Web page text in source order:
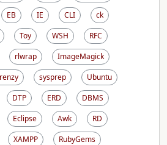
EB IE CLI
ck
Toy WSH
RFC
rlwrap
ImageMagick
sysprep
Ubuntu
DTP ERD
DBMS
Eclipse Awk
RD
XAMPP
RubyGems